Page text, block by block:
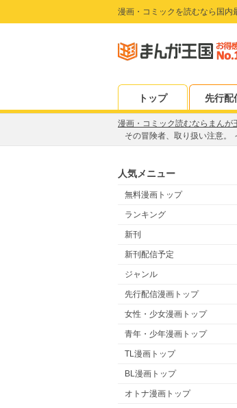
漫画・コミックを読むなら国内
トップ 先行配
漫画・コミック読むならまんが
その冒険者、取り扱い注意。
人気メニュー
無料漫画トップ
ランキング
新刊
新刊配信予定
ジャンル
先行配信漫画トップ
女性・少女漫画トップ
青年・少年漫画トップ
TL漫画トップ
BL漫画トップ
オトナ漫画トップ